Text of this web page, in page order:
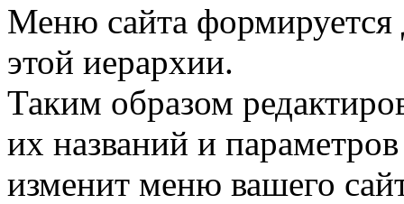
Меню сайта формируется
этой иерархии.
Таким образом
их названий и
изменит меню вашего